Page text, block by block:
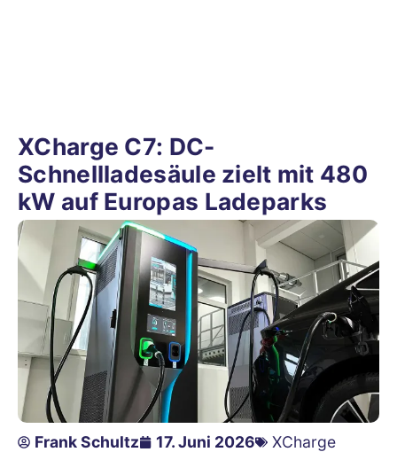
XCharge C7: DC-
Schnellladesäule zielt mit 480
kW auf Europas Ladeparks
Frank Schultz 17. Juni 2026
XCharge